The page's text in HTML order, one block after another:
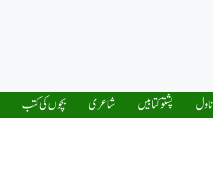
پشتو کتابیں شاعری بچوں کی کتب